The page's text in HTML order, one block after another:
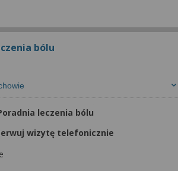
bólu
leczenia bólu
wizytę telefonicznie